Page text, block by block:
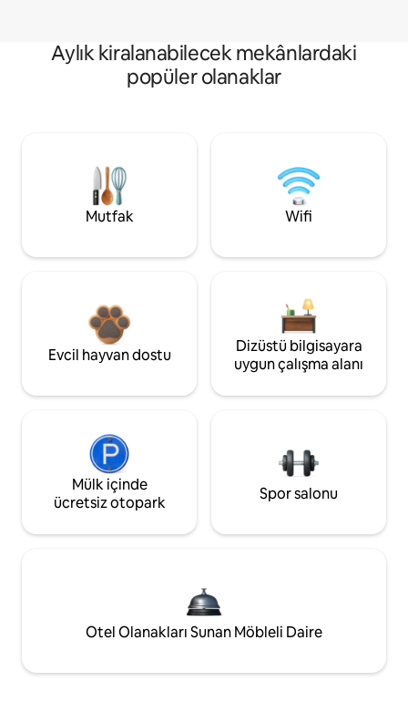
Aylık kiralanabilecek mekânlardaki
popüler olanaklar
Mutfak Wifi
Evcil hayvan dostu
Dizüstü bilgisayara
uygun çalışma alanı
Mülk içinde
ücretsiz otopark
Spor salonu
Otel Olanakları Sunan Möbleli Daire